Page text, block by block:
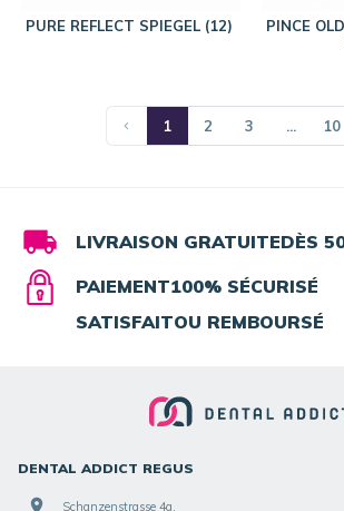
PURE REFLECT SPIEGEL (12)
PINCE
1 2 3 ... 10
LIVRAISON GRATUITEDÈS
PAIEMENT100% SÉCURISÉ
SATISFAITOU REMBOURSÉ
DENTAL ADDICT REGUS
Schanzenstrasse 4a,